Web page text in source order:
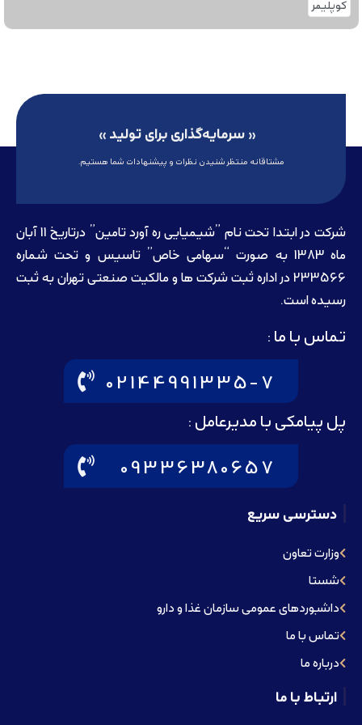
کوپلیمر
« سرمایه‌گذاری برای تولید »
مشتاقانه منتظر شنیدن نظرات و پیشنهادات شما هستیم.
شرکت در ابتدا تحت نام ”شیمیایی ره آورد تامين” درتاريخ 11 آبان
ماه 1383 به صورت “سهامی خاص” تاسيس و تحت شماره
233566 در اداره ثبت شرکت ها و مالکيت صنعتی تهران به ثبت
رسيده است.
تماس با ما :
02144991335-7
پل پیامکی با مدیرعامل :
09336380657
دسترسی سریع
وزارت تعاون
شستا
داشبوردهای عمومی سازمان غذا و دارو
تماس با ما
درباره ما
ارتباط با ما